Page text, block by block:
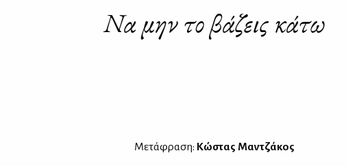
Να μην το βάζεις κάτω
Μετάφραση: Κώστας Μαντζάκος